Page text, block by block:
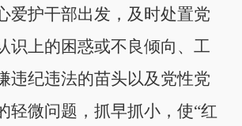
爱护干部出发，及时处置党
识上的困惑或不良倾向、工
违纪违法的苗头以及党性党
轻微问题，抓早抓小，使“红